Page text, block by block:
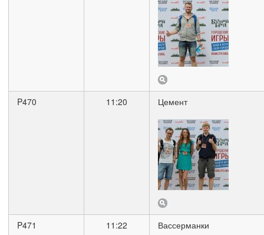
P470 11:20 Цемент
P471 11:22 Вассерманки